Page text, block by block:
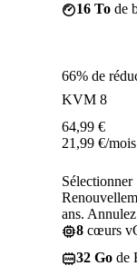
16 To de
66% de
KVM 8
64,99 €
21,99 €/mois
Sélectionner
ans.
8 cœurs
32 Go de